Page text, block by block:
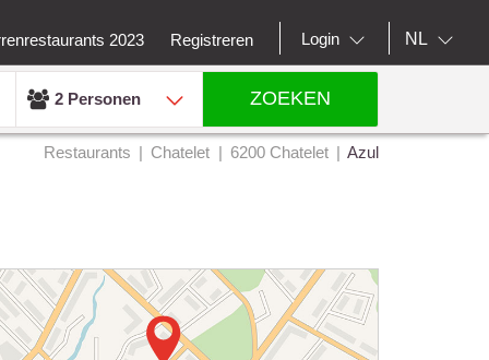
2023 Registreren Login NL
2 Personen ZOEKEN
Restaurants Chatelet 6200 Chatelet Azul